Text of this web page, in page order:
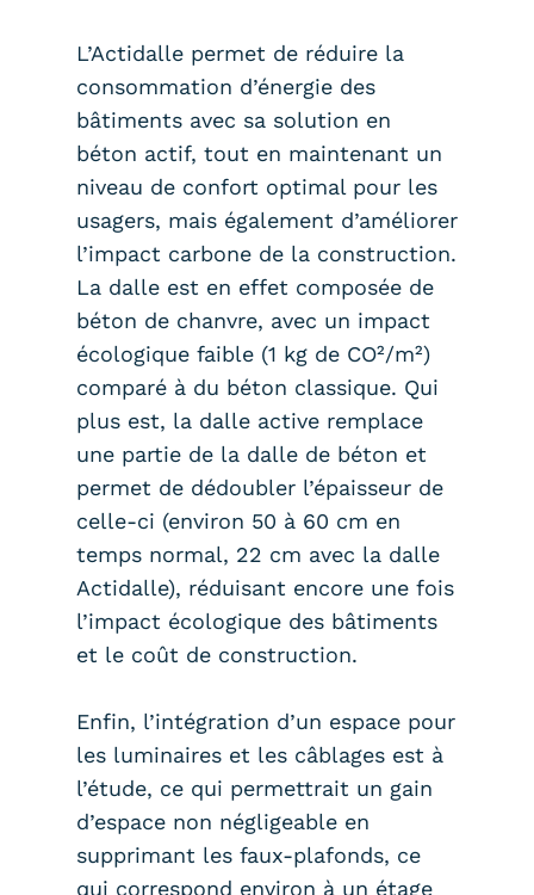
L’Actidalle permet de réduire la
consommation d’énergie des
bâtiments avec sa solution en
béton actif, tout en maintenant un
niveau de confort optimal pour les
usagers, mais également d’améliorer
l’impact carbone de la construction.
La dalle est en effet composée de
béton de chanvre, avec un impact
écologique faible (1 kg de CO²/m²)
comparé à du béton classique. Qui
plus est, la dalle active remplace
une partie de la dalle de béton et
permet de dédoubler l’épaisseur de
celle-ci (environ 50 à 60 cm en
temps normal, 22 cm avec la dalle
Actidalle), réduisant encore une fois
l’impact écologique des bâtiments
et le coût de construction.
Enfin, l’intégration d’un espace pour
les luminaires et les câblages est à
l’étude, ce qui permettrait un gain
d’espace non négligeable en
supprimant les faux-plafonds, ce
qui correspond environ à un étage